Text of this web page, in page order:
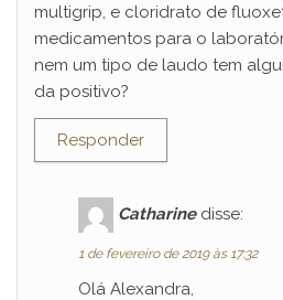
multigrip, e cloridrato de
medicamentos para o
nem um tipo de laudo tem
da positivo?
Responder
Catharine disse:
1 de fevereiro de 2019 às 17:32
Olá Alexandra,